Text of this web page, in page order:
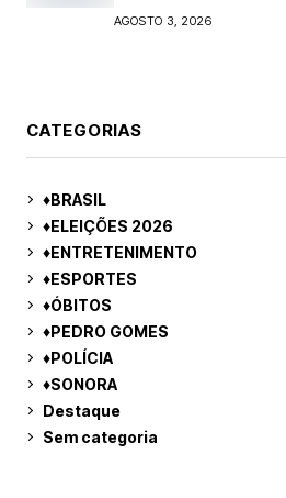
moral e ética.
todos os
AGOSTO 3, 2026
CATEGORIAS
♦BRASIL
♦ELEIÇÕES 2026
♦ENTRETENIMENTO
♦ESPORTES
♦ÓBITOS
♦PEDRO GOMES
♦POLÍCIA
♦SONORA
Destaque
Sem categoria